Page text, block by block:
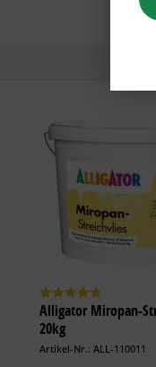
Alligator Miropan-
20kg
Artikel-Nr.: ALL-110011